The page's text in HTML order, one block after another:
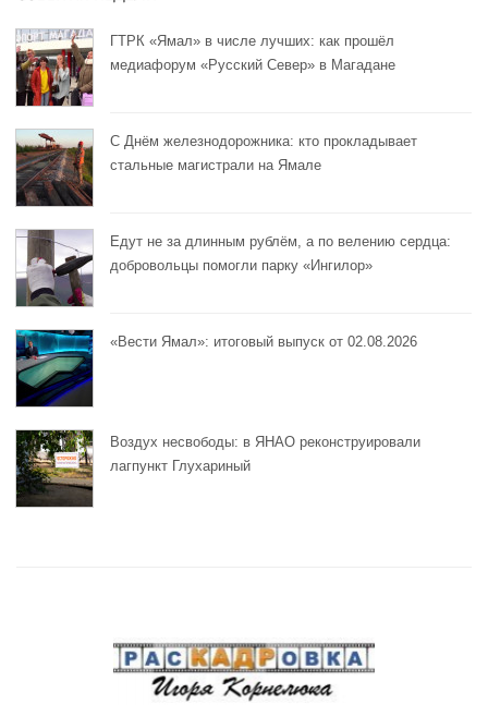
ГТРК «Ямал» в числе лучших: как прошёл
медиафорум «Русский Север» в Магадане
С Днём железнодорожника: кто прокладывает
стальные магистрали на Ямале
Едут не за длинным рублём, а по велению сердца:
добровольцы помогли парку «Ингилор»
«Вести Ямал»: итоговый выпуск от 02.08.2026
Воздух несвободы: в ЯНАО реконструировали
лагпункт Глухариный